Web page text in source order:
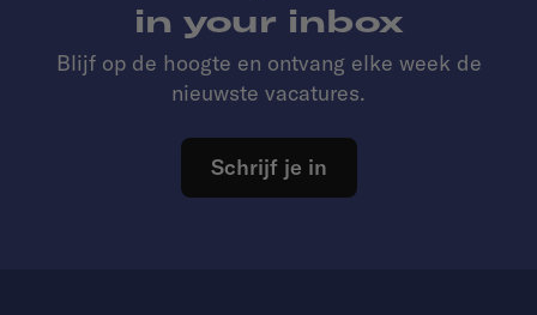
in your inbox
Blijf op de hoogte en ontvang elke week de
nieuwste vacatures.
Schrijf je in